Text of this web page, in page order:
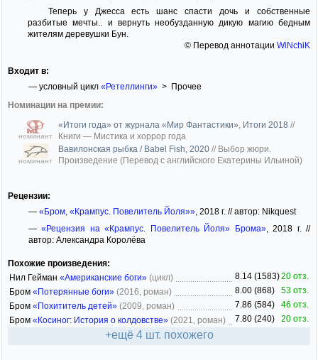
Теперь у Джесса есть шанс спасти дочь и собственные
разбитые мечты.. и вернуть необузданную дикую магию бедным
жителям деревушки Бун.
© Перевод аннотации WiNchiK
Входит в:
— условный цикл «Ретеллинги»> Прочее
Номинации на премии:
номинант
«Итоги года» от журнала «Мир Фантастики», Итоги 2018 //
Книги — Мистика и хоррор года
номинант
Вавилонская рыбка / Babel Fish, 2020 // Выбор жюри.
Произведение (Перевод с английского Екатерины Ильиной)
Рецензии:
— «Бром, «Крампус. Повелитель Йоля»», 2018 г. // автор: Nikquest
—«Рецензия на «Крампус. Повелитель Йоля» Брома», 2018 г. //
автор: Александра Королёва
Похожие произведения:
Нил Гейман «Американские боги» (цикл) 8.14 (1583)20 отз.
Бром «Потерянные боги» (2016, роман) 8.00 (868)
53 отз.
Бром «Похититель детей» (2009, роман) 7.86 (584)
46 отз.
Бром «Косиног: История о колдовстве» (2021, роман) 7.80 (240) 20 отз.
+ещё 4 шт. похожего